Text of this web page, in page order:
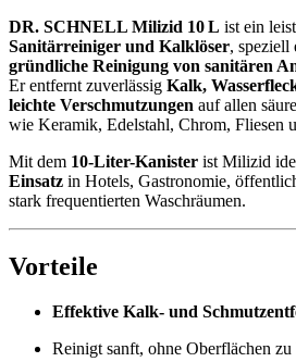
DR. SCHNELL Milizid 10 L ist ein
Sanitärreiniger und Kalklöser,
gründliche Reinigung von sanitären
Er entfernt zuverlässig Kalk,
leichte Verschmutzungen auf allen
wie Keramik, Edelstahl, Chrom, Fliesen
Mit dem 10-Liter-Kanister ist Milizid
Einsatz in Hotels, Gastronomie,
stark frequentierten Waschräumen.
Vorteile
Effektive Kalk- und
Reinigt sanft, ohne Oberflächen zu